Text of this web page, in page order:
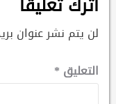
لن يتم نشر عنوان
التعليق *